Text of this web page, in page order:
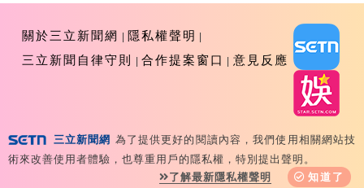
關於三立新聞網
隱私權聲明
三立新聞自律守則
合作提案窗口 意見反應
Copyright ©2026 Sanlih E-Television All Rights
Reserved 版權所有 盜用必究 台北市內湖區舊宗路一段159
三立新聞網 為了提供更好的閱讀內容，我們使用相關網站技
術來改善使用者體驗，也尊重用戶的隱私權，特別提出聲明。
了解最新隱私權聲明
知道了